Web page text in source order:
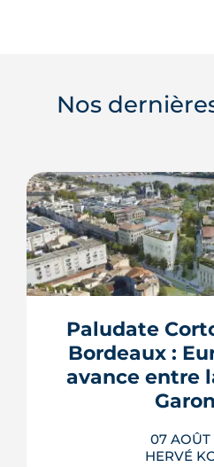
Nos
Paludate
Bordeaux :
avance entre
07 AOÛT
HERVÉ